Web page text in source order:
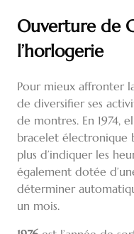
Ouverture de
l’horlogerie
Pour mieux affronter
de diversifier ses
de montres. En 1974,
bracelet électronique
plus d’indiquer les
également dotée
déterminer
un mois.